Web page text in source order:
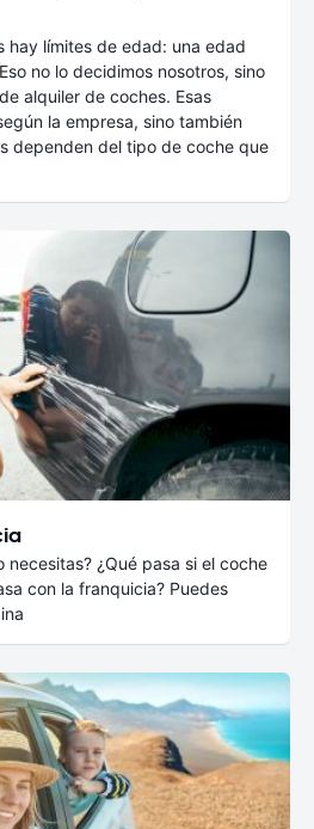
hay límites de edad: una edad
no lo decidimos nosotros, sino
alquiler de coches. Esas
la empresa, sino también
dependen del tipo de coche que
necesitas? ¿Qué pasa si el coche
con la franquicia? Puedes